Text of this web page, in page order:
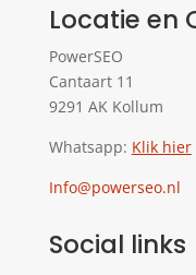
Locatie en
PowerSEO
Cantaart 11
9291 AK Kollum
Whatsapp: Klik hier
Info@powerseo.nl
Social links